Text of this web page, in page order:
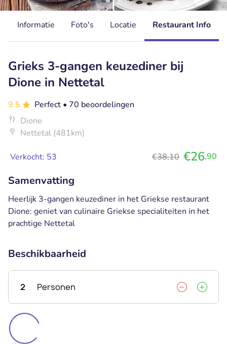
Informatie Foto's Locatie Restaurant Info
Grieks 3-gangen keuzediner bij
Dione in Nettetal
9.5 Perfect • 70 beoordelingen
Dione
Nettetal (481km)
Verkocht: 53 €38,10 €26,90
Samenvatting
Heerlijk 3-gangen keuzediner in het Griekse restaurant
Dione: geniet van culinaire Griekse specialiteiten in het
prachtige Nettetal
Beschikbaarheid
2 Personen